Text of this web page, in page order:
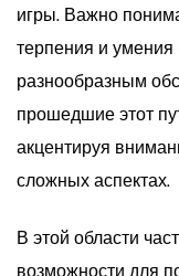
игры. Важно
терпения и умения
разнообразным
прошедшие этот
акцентируя
сложных аспектах.
В этой области